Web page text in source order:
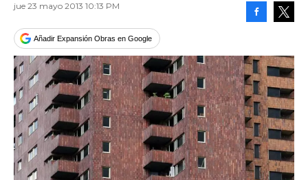
jue 23 mayo 2013 10:13 PM
Añadir Expansión Obras en Google